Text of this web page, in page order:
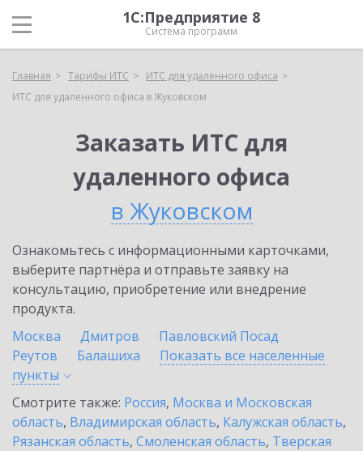
1С:Предприятие 8
Система программ
Главная Тарифы ИТС
ИТС для удаленного офиса
ИТС для удаленного офиса в Жуковском
Заказать ИТС для
удаленного офиса
в Жуковском
Ознакомьтесь с информационными карточками,
выберите партнёра и отправьте заявку на
консультацию, приобретение или внедрение
продукта.
Москва
Дмитров
Павловский Посад
Реутов
Балашиха
Показать все населенные
пункты
Смотрите также: Россия, Москва и Московская
область, Владимирская область, Калужская область,
Рязанская область, Смоленская область, Тверская